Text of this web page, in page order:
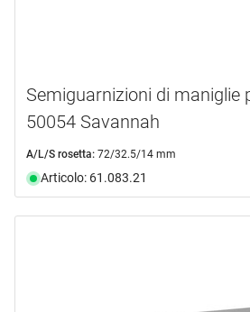
Semiguarnizioni di maniglie
50054 Savannah
A/L/S rosetta: 72/32.5/14 mm
Articolo: 61.083.21